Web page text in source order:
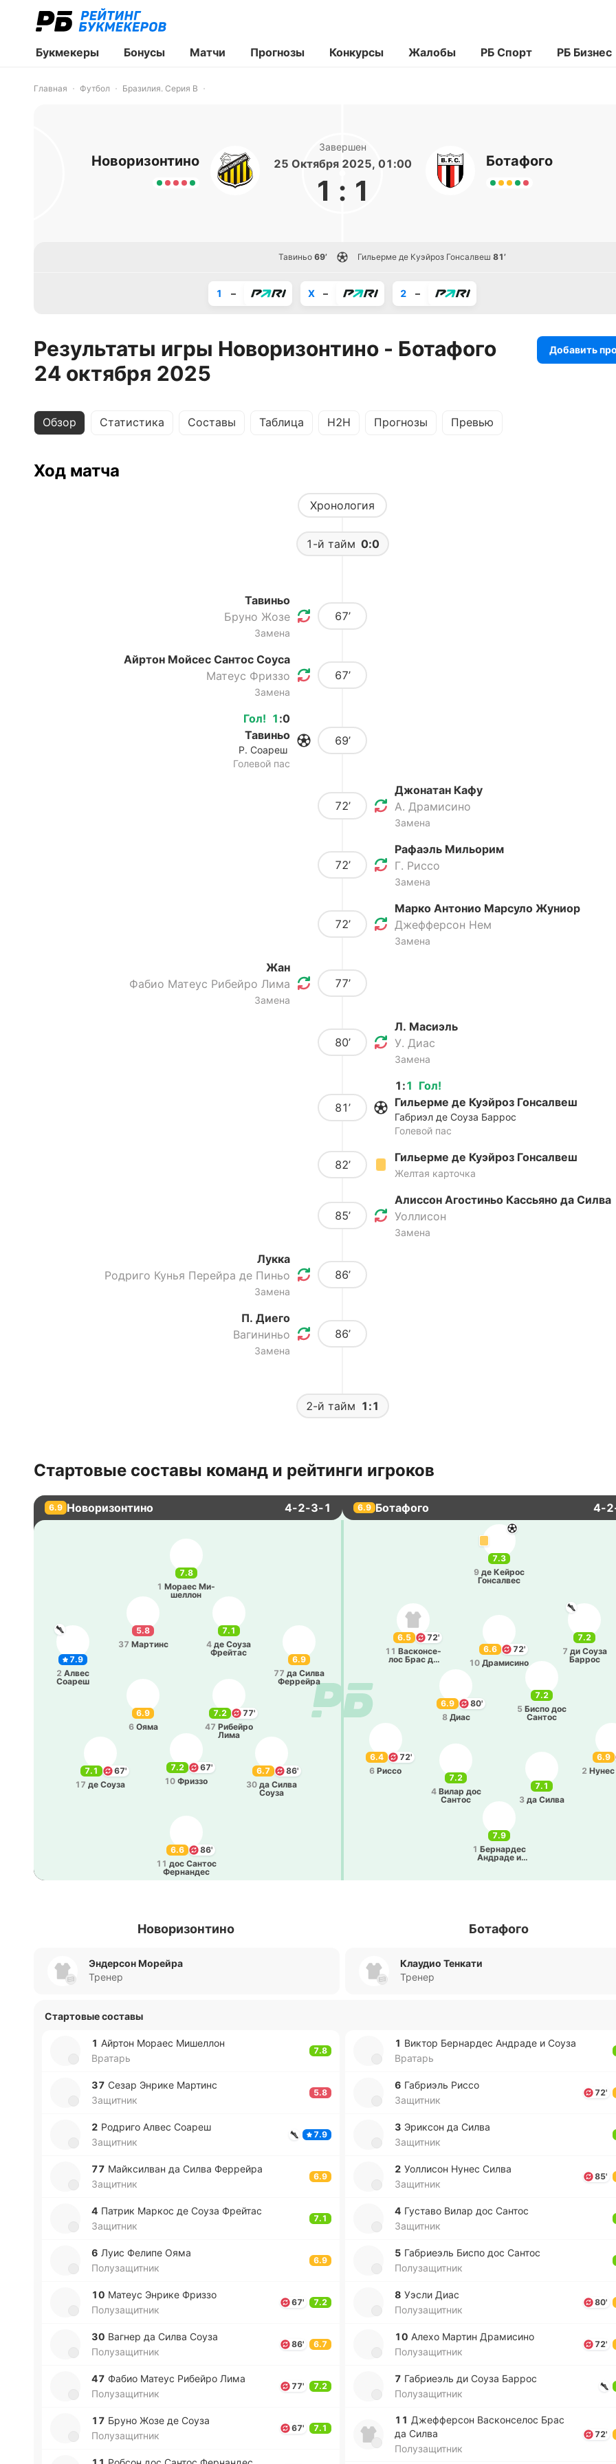
Букмекеры Бонусы Матчи Прогнозы Конкурсы Жалобы РБ Спорт РБ Бизнес
Главная Футбол Бразилия. Серия B
Новоризонтино
Завершен
25 Октября 2025, 01:00
1 : 1
Ботафого
Тавиньо 69’ Гильерме де Куэйроз Гонсалвеш 81’
1 – X – 2 –
Результаты игры Новоризонтино - Ботафого
24 октября 2025
Добавить
Обзор Статистика Составы Таблица H2H Прогнозы Превью
Ход матча
Хронология
1-й тайм 0:0
Тавиньо
Бруно Жозе
Замена
67’
Айртон Мойсес Сантос Соуса
Матеус Фриззо
Замена
67’
Гол! 1 :0
Тавиньо
Р. Соареш
Голевой пас
69’
72’
Джонатан Кафу
А. Драмисино
Замена
72’
Рафаэль Мильорим
Г. Риссо
Замена
72’
Марко Антонио Марсуло Жуниор
Джефферсон Нем
Замена
Жан
Фабио Матеус Рибейро Лима
Замена
77’
80’
Л. Масиэль
У. Диас
Замена
81’
Гол!
1 :1
Гильерме де Куэйроз Гонсалвеш
Габриэл де Соуза Баррос
Голевой пас
82’
Гильерме де Куэйроз Гонсалвеш
Желтая карточка
85’
Алиссон Агостиньо Кассьяно да Силва
Уоллисон
Замена
Лукка
Родриго Кунья Перейра де Пиньо
Замена
86’
П. Диего
Вагининьо
Замена
86’
2-й тайм 1:1
Стартовые составы команд и рейтинги игроков
6.9 Новоризонтино 4-2-3-1 6.9 Ботафого 4-
7.8
1 Мораес Ми­
ше­ллон
5.8
37 Ма­ртинс
7.9
2 Алвес
Соареш
6.9
77 да Силва
Фе­ррей­ра
7.1
4 де Соуза
Фрей­тас
6.9
6 Ояма
7.2
67'
10 Фриззо
6.7
86'
30 да Силва
Соуза
7.2
77'
47 Ри­бей­ро
Лима
7.1
67'
17 де Соуза
6.6
86'
11 дос Сантос
Фе­рна­ндес
7.9
1 Бе­рна­рдес
Андра­де и
6.4
72'
6 Риссо
7.1
3 да Силва
6.9
2
7.2
4 Вилар дос
Сантос
7.2
5 Биспо дос
Сантос
6.9
80'
8 Диас
6.6
72'
10 Дра­ми­си­но
7.2
7 ди Соуза
Баррос
6.5
72'
11 Ва­ско­нсе­
лос Брас да
7.3
9 де Кейрос
Го­нса­лвес
Новоризонтино Ботафого
Эндерсон Морейра
Тренер
Клаудио Тенкати
Тренер
Стартовые составы
1 Айртон Мораес Ми­ше­ллон
Вратарь
7.8
37 Сезар Энрике Ма­ртинс
Защитник
5.8
2 Ро­дри­го Алвес Соареш
Защитник
7.9
77 Май­кси­лван да Силва Фе­ррей­ра
Защитник
6.9
4 Патрик Маркос де Соуза Фрей­тас
Защитник
7.1
6 Луис Фелипе Ояма
Полузащитник
6.9
10 Матеус Энрике Фриззо
Полузащитник
67' 7.2
30 Вагнер да Силва Соуза
Полузащитник
86' 6.7
47 Фабио Матеус Ри­бей­ро Лима
Полузащитник
77' 7.2
17 Бруно Жозе де Соуза
Полузащитник
67' 7.1
1 Виктор Бе­рна­рдес Андра­де и Соуза
Вратарь
6 Га­бриэль Риссо
Защитник
72'
3 Эри­ксон да Силва
Защитник
2 Уо­лли­сон Нунес Силва
Защитник
85'
4 Гу­ста­во Вилар дос Сантос
Защитник
5 Га­бриеэль Биспо дос Сантос
Полузащитник
8 Уэсли Диас
Полузащитник
80'
10 Алехо Мартин Дра­ми­си­но
Полузащитник
72'
7 Га­бриеэль ди Соуза Баррос
Полузащитник
11 Дже­ффе­рсон Ва­ско­нсе­лос Брас
да Силва
Полузащитник
72'